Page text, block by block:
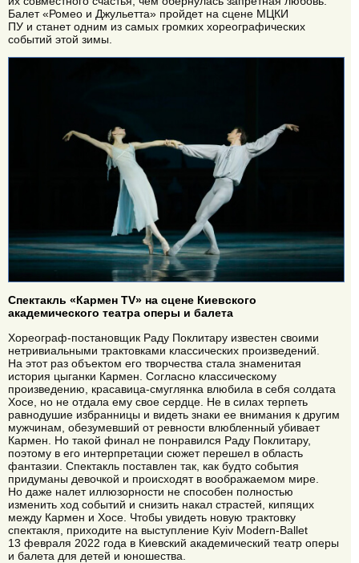
Балет «Ромео и Джульетта» пройдет на сцене МЦКИ
ПУ и станет одним из самых громких хореографических
событий этой зимы.
Спектакль «Кармен TV» на сцене Киевского
академического театра оперы и балета
Хореограф-постановщик Раду Поклитару известен своими
нетривиальными трактовками классических произведений.
На этот раз объектом его творчества стала знаменитая
история цыганки Кармен. Согласно классическому
произведению, красавица-смуглянка влюбила в себя солдата
Хосе, но не отдала ему свое сердце. Не в силах терпеть
равнодушие избранницы и видеть знаки ее внимания к другим
мужчинам, обезумевший от ревности влюбленный убивает
Кармен. Но такой финал не понравился Раду Поклитару,
поэтому в его интерпретации сюжет перешел в область
фантазии. Спектакль поставлен так, как будто события
придуманы девочкой и происходят в воображаемом мире.
Но даже налет иллюзорности не способен полностью
изменить ход событий и снизить накал страстей, кипящих
между Кармен и Хосе. Чтобы увидеть новую трактовку
спектакля, приходите на выступление Kyiv Modern-Ballet
13 февраля 2022 года в Киевский академический театр оперы
и балета для детей и юношества.